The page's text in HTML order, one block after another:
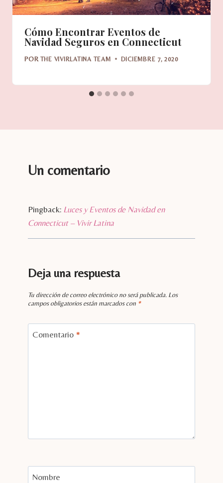
Cómo Encontrar Eventos de
Navidad Seguros en Connecticut
POR THE VIVIRLATINA TEAM DICIEMBRE 7, 2020
Un comentario
Pingback: Luces y Eventos de Navidad en
Connecticut – Vivir Latina
Deja una respuesta
Tu dirección de correo electrónico no será publicada. Los
campos obligatorios están marcados con *
Comentario *
Nombre